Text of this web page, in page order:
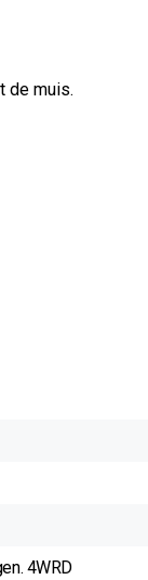
de muis.
4WRD